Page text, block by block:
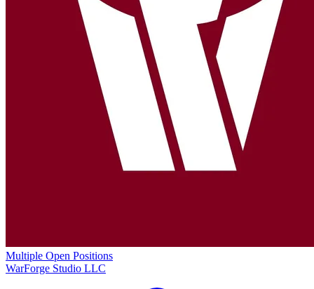
Multiple Open Positions
WarForge Studio LLC